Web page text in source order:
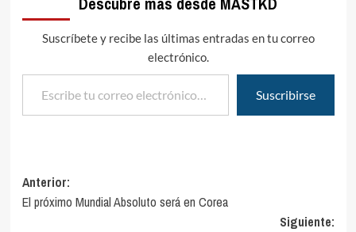
Suscríbete y recibe las últimas entradas en tu correo
electrónico.
Escribe tu correo electrónico…
Suscribirse
Navegación
de
Anterior:
El próximo Mundial Absoluto será en Corea
Siguiente: